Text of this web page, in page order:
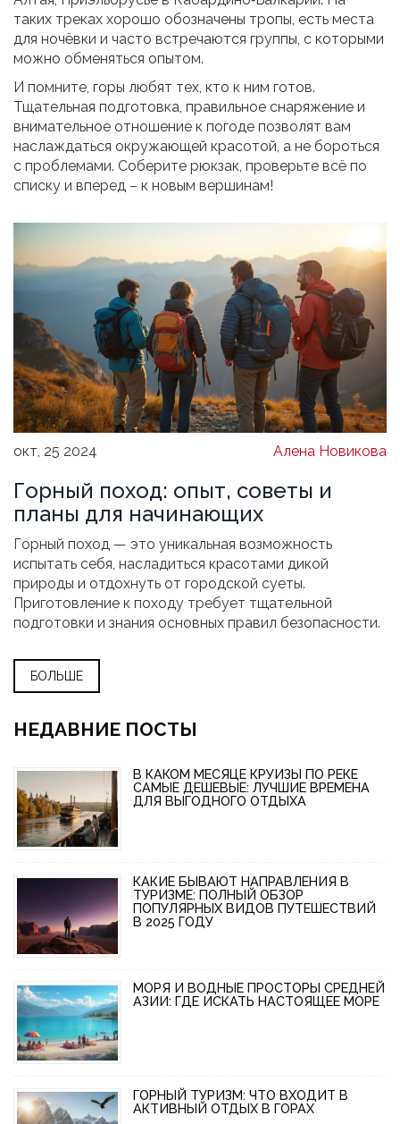
таких треках хорошо обозначены тропы, есть места
для ночёвки и часто встречаются группы, с которыми
можно обменяться опытом.
И помните, горы любят тех, кто к ним готов.
Тщательная подготовка, правильное снаряжение и
внимательное отношение к погоде позволят вам
наслаждаться окружающей красотой, а не бороться
с проблемами. Соберите рюкзак, проверьте всё по
списку и вперед – к новым вершинам!
окт, 25 2024 Алена Новикова
Горный поход: опыт, советы и
планы для начинающих
Горный поход — это уникальная возможность
испытать себя, насладиться красотами дикой
природы и отдохнуть от городской суеты.
Приготовление к походу требует тщательной
подготовки и знания основных правил безопасности.
наличие необходимого снаряжения и понимание
особенностей горной местности. В статье
интересные факты о горах и рекомендации по
планированию путешествия.
БОЛЬШЕ
НЕДАВНИЕ ПОСТЫ
В КАКОМ МЕСЯЦЕ КРУИЗЫ ПО РЕКЕ
САМЫЕ ДЕШЕВЫЕ: ЛУЧШИЕ ВРЕМЕНА
ДЛЯ ВЫГОДНОГО ОТДЫХА
КАКИЕ БЫВАЮТ НАПРАВЛЕНИЯ В
ТУРИЗМЕ: ПОЛНЫЙ ОБЗОР
ПОПУЛЯРНЫХ ВИДОВ ПУТЕШЕСТВИЙ
В 2025 ГОДУ
МОРЯ И ВОДНЫЕ ПРОСТОРЫ СРЕДНЕЙ
АЗИИ: ГДЕ ИСКАТЬ НАСТОЯЩЕЕ МОРЕ
ГОРНЫЙ ТУРИЗМ: ЧТО ВХОДИТ В
АКТИВНЫЙ ОТДЫХ В ГОРАХ